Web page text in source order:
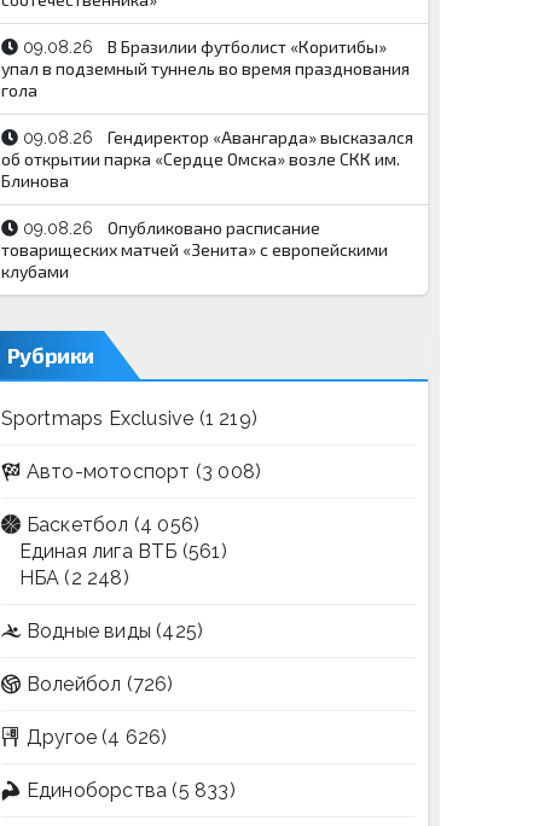
09.08.26
В Бразилии футболист «Коритибы»
упал в подземный туннель во время празднования
гола
09.08.26
Гендиректор «Авангарда» высказался
об открытии парка «Сердце Омска» возле СКК им.
Блинова
09.08.26
Опубликовано расписание
товарищеских матчей «Зенита» с европейскими
клубами
Рубрики
Sportmaps Exclusive (1 219)
Авто-мотоспорт (3 008)
Баскетбол (4 056)
Единая лига ВТБ (561)
НБА (2 248)
Водные виды (425)
Волейбол (726)
Другое (4 626)
Единоборства (5 833)